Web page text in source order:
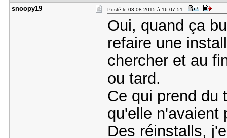
snoopy19 Posté le 03-08-2015 à 16:07:51
Oui, quand ça
refaire une
chercher et au
ou tard.
Ce qui prend du
qu'elle n'avaient
Des réinstalls,